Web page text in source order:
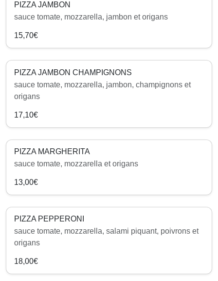
PIZZA JAMBON
sauce tomate, mozzarella, jambon et origans
15,70€
PIZZA JAMBON CHAMPIGNONS
sauce tomate, mozzarella, jambon, champignons et
origans
17,10€
PIZZA MARGHERITA
sauce tomate, mozzarella et origans
13,00€
PIZZA PEPPERONI
sauce tomate, mozzarella, salami piquant, poivrons et
origans
18,00€